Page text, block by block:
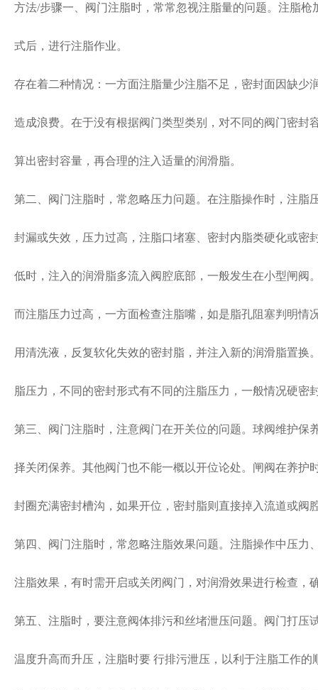
方法/步骤一、阀门注脂时，常常忽视注脂量的问题。注脂
式后，进行注脂作业。
存在着二种情况：一方面注脂量少注脂不足，密封面因缺少
造成浪费。在于没有根据阀门类型类别，对不同的阀门密封
算出密封容量，再合理的注入适量的润滑脂。
第二、阀门注脂时，常忽略压力问题。在注脂操作时，注脂
封漏或失效，压力过高，注脂口堵塞、密封内脂类硬化或密
低时，注入的润滑脂多流入阀腔底部，一般发生在小型闸阀
而注脂压力过高，一方面检查注脂嘴，如是脂孔阻塞判明情
用清洗液，反复软化失效的密封脂，并注入新的润滑脂置换
脂压力，不同的密封形式有不同的注脂压力，一般情况硬密
第三、阀门注脂时，注意阀门在开关位的问题。球阀维护保
择关闭保养。其他阀门也不能一概以开位论处。闸阀在养护
封圈充满密封槽沟，如果开位，密封脂则直接掉入流道或阀
第四、阀门注脂时，常忽略注脂效果问题。注脂操作中压力
注脂效果，有时需开启或关闭阀门，对润滑效果进行检查，
第五、注脂时，要注意阀体排污和丝堵泄压问题。阀门打压
温度升高而升压，注脂时要 行排污泄压，以利于注脂工作的